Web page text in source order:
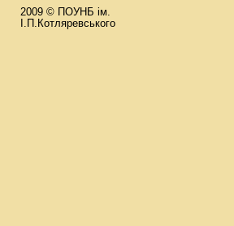
2009 © ПОУНБ ім.
І.П.Котляревського